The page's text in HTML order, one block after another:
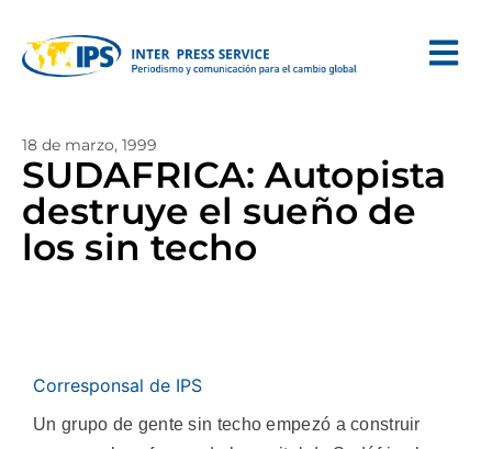
18 de marzo, 1999
SUDAFRICA: Autopista
destruye el sueño de
los sin techo
Corresponsal de IPS
Un grupo de gente sin techo empezó a construir